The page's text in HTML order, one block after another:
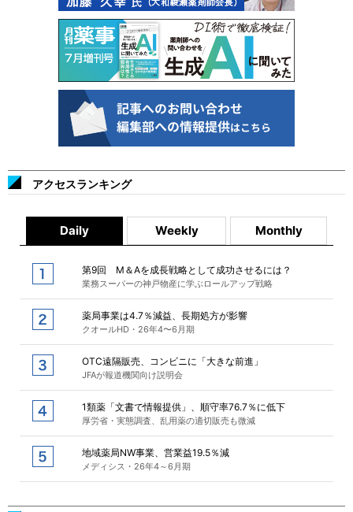
アクセスランキング
Daily Weekly Monthly
第9回 M＆Aを成長戦略として成功させるには？
業務スーパーの神戸物産に学ぶロールアップ戦略
薬局事業は4.7％減益、長期処方が影響
クオールHD・26年4〜6月期
OTC遠隔販売、コンビニに「大きな前進」
JFAが報道機関向け説明会
1類薬「文書で情報提供」、順守率76.7％に低下
厚労省・実態調査、乱用薬の適切販売も微減
地域薬局NW事業、営業益19.5％減
メディシス・26年4～6月期